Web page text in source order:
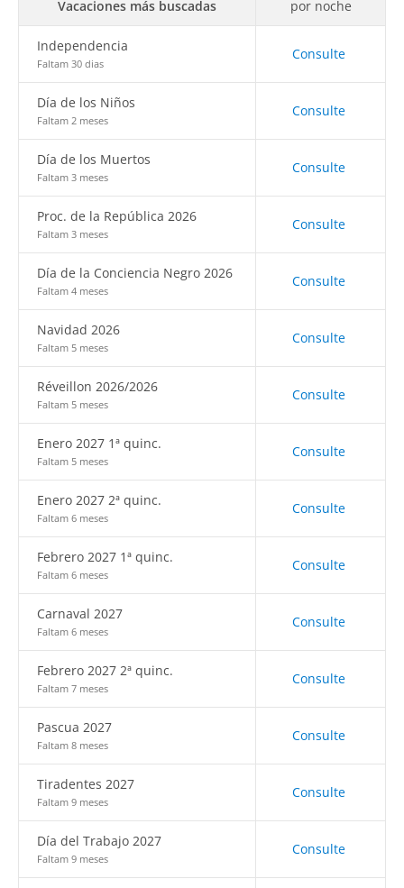
Vacaciones más buscadas por noche
Independencia
Faltam 30 dias
Consulte
Día de los Niños
Faltam 2 meses
Consulte
Día de los Muertos
Faltam 3 meses
Consulte
Proc. de la República 2026
Faltam 3 meses
Consulte
Día de la Conciencia Negro 2026
Faltam 4 meses
Consulte
Navidad 2026
Faltam 5 meses
Consulte
Réveillon 2026/2026
Faltam 5 meses
Consulte
Enero 2027 1ª quinc.
Faltam 5 meses
Consulte
Enero 2027 2ª quinc.
Faltam 6 meses
Consulte
Febrero 2027 1ª quinc.
Faltam 6 meses
Consulte
Carnaval 2027
Faltam 6 meses
Consulte
Febrero 2027 2ª quinc.
Faltam 7 meses
Consulte
Pascua 2027
Faltam 8 meses
Consulte
Tiradentes 2027
Faltam 9 meses
Consulte
Día del Trabajo 2027
Faltam 9 meses
Consulte